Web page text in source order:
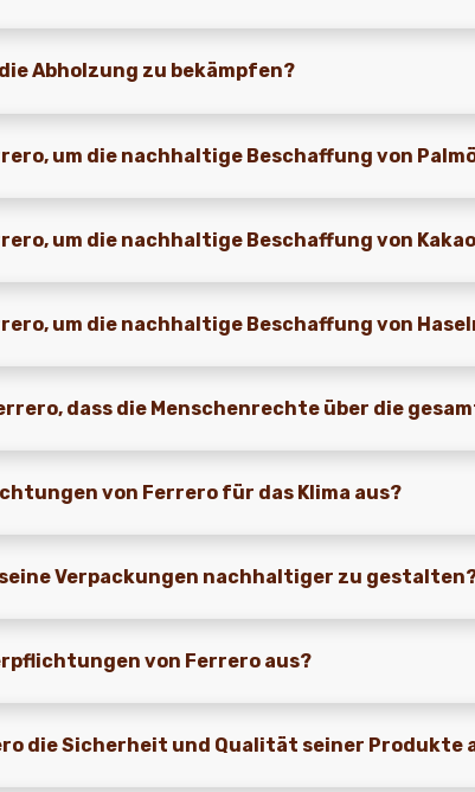
Abholzung zu bekämpfen?
um die nachhaltige Beschaffung von
um die nachhaltige Beschaffung von
um die nachhaltige Beschaffung von
dass die Menschenrechte über die
von Ferrero für das Klima aus?
Verpackungen nachhaltiger zu
von Ferrero aus?
die Sicherheit und Qualität seiner Produkte